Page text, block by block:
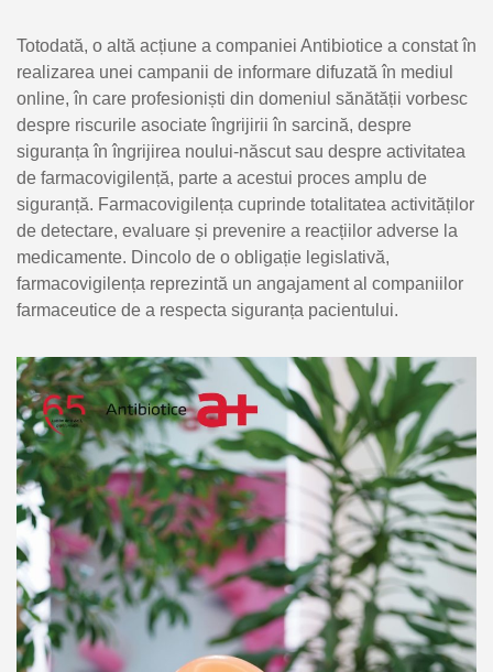
Totodată, o altă acțiune a companiei Antibiotice a constat în
realizarea unei campanii de informare difuzată în mediul
online, în care profesioniști din domeniul sănătății vorbesc
despre riscurile asociate îngrijirii în sarcină, despre
siguranța în îngrijirea noului-născut sau despre activitatea
de farmacovigilență, parte a acestui proces amplu de
siguranță. Farmacovigilența cuprinde totalitatea activităților
de detectare, evaluare și prevenire a reacțiilor adverse la
medicamente. Dincolo de o obligație legislativă,
farmacovigilența reprezintă un angajament al companiilor
farmaceutice de a respecta siguranța pacientului.